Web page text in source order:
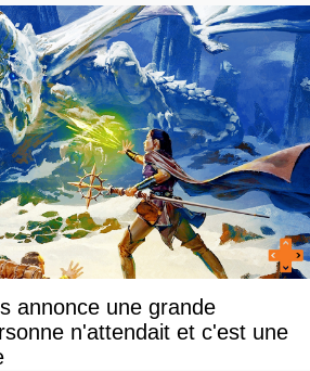
annonce une grande
n'attendait et c'est une